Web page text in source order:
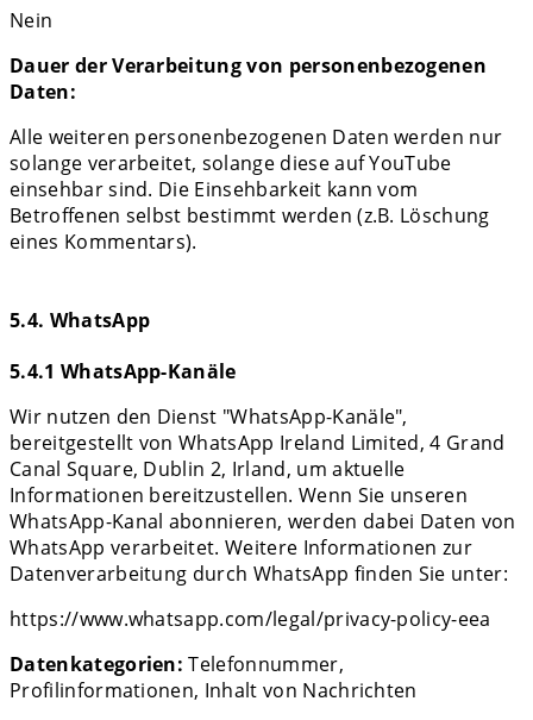
Nein
Dauer der Verarbeitung von personenbezogenen
Daten:
Alle weiteren personenbezogenen Daten werden nur
solange verarbeitet, solange diese auf YouTube
einsehbar sind. Die Einsehbarkeit kann vom
Betroffenen selbst bestimmt werden (z.B. Löschung
eines Kommentars).
5.4. WhatsApp
5.4.1 WhatsApp-Kanäle
Wir nutzen den Dienst "WhatsApp-Kanäle",
bereitgestellt von WhatsApp Ireland Limited, 4 Grand
Canal Square, Dublin 2, Irland, um aktuelle
Informationen bereitzustellen. Wenn Sie unseren
WhatsApp-Kanal abonnieren, werden dabei Daten von
WhatsApp verarbeitet. Weitere Informationen zur
Datenverarbeitung durch WhatsApp finden Sie unter:
https://www.whatsapp.com/legal/privacy-policy-eea
Datenkategorien:Telefonnummer,
Profilinformationen, Inhalt von Nachrichten